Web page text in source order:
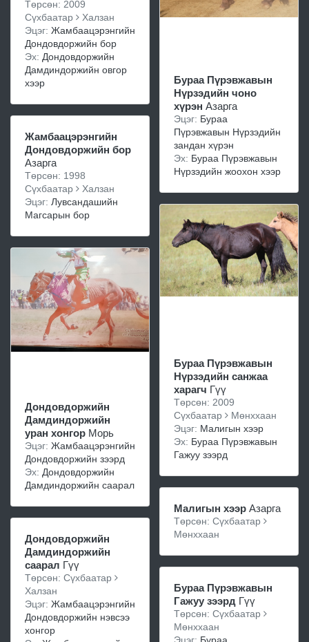
Төрсөн: 2009
Сүхбаатар
Халзан
Эцэг: Жамбаацэрэнгийн
Дондовдоржийн бор
Эх: Дондовдоржийн
Дамдиндоржийн овгор
хээр
Жамбаацэрэнгийн
Дондовдоржийн бор
Азарга
Төрсөн: 1998
Сүхбаатар
Халзан
Эцэг: Лувсандашийн
Магсарын бор
Дондовдоржийн
Дамдиндоржийн
уран хонгор Морь
Эцэг: Жамбаацэрэнгийн
Дондовдоржийн зээрд
Эх: Дондовдоржийн
Дамдиндоржийн саарал
Дондовдоржийн
Дамдиндоржийн
саарал Гүү
Төрсөн: Сүхбаатар
Халзан
Эцэг: Жамбаацэрэнгийн
Дондовдоржийн нэвсээ
хонгор
Бураа Пүрэвжавын
Нүрзэдийн чоно
хүрэн Азарга
Эцэг: Бураа
Пүрэвжавын Нүрзэдийн
зандан хүрэн
Эх: Бураа Пүрэвжавын
Нүрзэдийн жоохон хээр
Бураа Пүрэвжавын
Нүрзэдийн санжаа
харагч Гүү
Төрсөн: 2009
Сүхбаатар
Мөнххаан
Эцэг: Малигын хээр
Эх: Бураа Пүрэвжавын
Гажуу зээрд
Малигын хээр Азарга
Төрсөн: Сүхбаатар
Мөнххаан
Бураа Пүрэвжавын
Гажуу зээрд Гүү
Төрсөн: Сүхбаатар
Мөнххаан
Эцэг: Бураа